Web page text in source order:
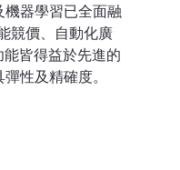
器學習已全面融
競價、自動化廣
皆得益於先進的
性及精確度。